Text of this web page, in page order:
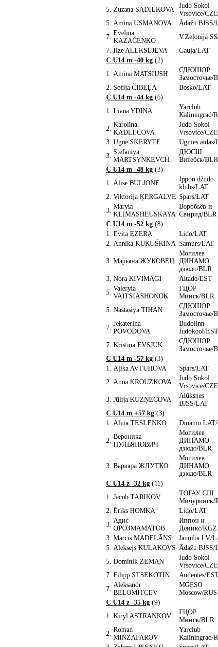
5. Zuzana SADILKOVA
Judo Sokol
Vrsovice/CZE
5. Amina USMANOVA
Ādažu BJSS/
7.
Evelīna
KAZAČENKO
V.Zeļonija
7. Ilze ALEKSEJEVA
Gauja/LAT
C U14 m -40 kg (2)
1. Amina MATSIUSH
СДЮШОР
Замосточье/
2. Sofija ČIBEĻA
Bosko/LAT
C U14 m -44 kg (6)
1. Liana YDINA
Yarclub
Kaliningrad/
2.
Karolina
KADLECOVA
Judo Sokol
Vrsovice/CZE
3. Ugne SKERYTE
Ugnies
3.
Stefaniya
MARTSYNKEVCH
ДЮСШ
Витебск/BLR
C U14 m -48 kg (3)
1. Alise BUĻJONE
Ippon džudo
klubs/LAT
2. Viktorija ĶERGALVE Spars/LAT
3.
Maryia
KLIMASHEUSKAYA
Воробьёв и
Свирид/BLR
C U14 m -52 kg (8)
1. Evita EZERA
Lido/LAT
2. Annika KUKUŠKINA Samurs/LAT
3. Марьяна ЖУКОВЕЦ
Могилев
ДИНАМО
дзюдо/BLR
3. Nora KIVIMÄGI
Aitado/EST
5.
Valeryia
VAITSIASHONOK
ГЦОР
Минск/BLR
5. Nastasiya TIHAN
СДЮШОР
Замосточье/
7.
Jekaterina
POVODOVA
Budolinn
Judokool/EST
7. Kristina EVSJUK
СДЮШОР
Замосточье/
C U14 m -57 kg (3)
1. Aļika AVTUHOVA
Spars/LAT
2. Anna KROUZKOVA
Judo Sokol
Vrsovice/CZE
3. Jūlija KUZŅECOVA
Alūksnes
BJSS/LAT
C U14 m +57 kg (3)
1. Alina TESLENKO Dinamo
2.
Вероника
ПУЛЬЯНОВИЧ
Могилев
ДИНАМО
дзюдо/BLR
3. Варвара ЖЛУТКО
Могилев
ДИНАМО
дзюдо/BLR
C U14 z -32 kg (11)
1. Jacob TARIKOV
ТОГАУ СШ
Мичуринск/
2. Ēriks HOMKA
Lido/LAT
3.
Адис
ОРОЗМАМАТОВ
Иппон и
Деникс/KGZ
3. Mārcis MADELĀNS
Jaunība LV/
5. Aleksejs KULAKOVS Ādažu BJSS/
5. Dominik ZEMAN
Judo Sokol
Vrsovice/CZE
7. Filipp STSEKOTIN
Audentes/
7.
Aleksandr
BELOMITCEV
MGFSO
Moscow/RUS
C U14 z -35 kg (9)
1. Kiryl ASTRANKOV
ГЦОР
Минск/BLR
2.
Roman
MINZAFAROV
Yarclub
Kaliningrad/